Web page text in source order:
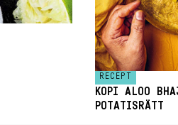
RECEPT
KOPI ALOO
POTATISRÄTT